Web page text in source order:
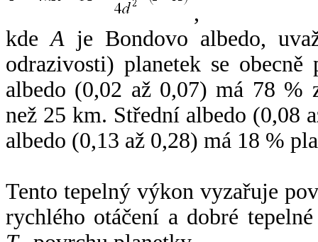
,
kdeA je Bondovo albedo,
odrazivosti) planetek se
albedo (0,02 až 0,07) má 78 %
než 25 km. Střední albedo (0,08
albedo (0,13 až 0,28) má 18 %
Tento tepelný výkon vyzařuje
rychlého otáčení a dobré